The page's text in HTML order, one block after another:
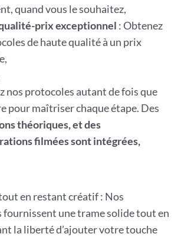
quand vous le souhaitez,
prix exceptionnel : Obtenez
de haute qualité à un prix
nos protocoles autant de fois que
pour maîtriser chaque étape. Des
théoriques, et des
filmées sont intégrées,
en restant créatif : Nos
fournissent une trame solide tout en
la liberté d’ajouter votre touche